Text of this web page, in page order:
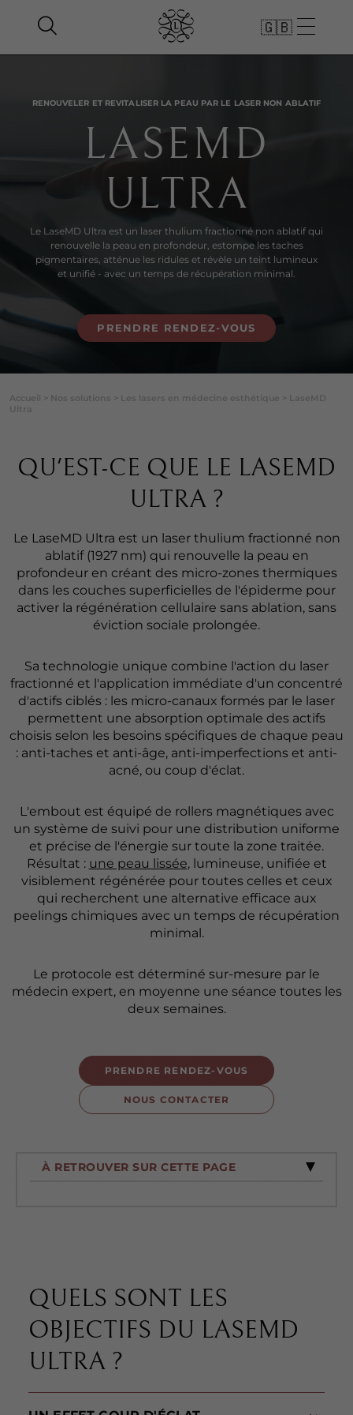
🇬🇧
RENOUVELER ET REVITALISER LA PEAU PAR LE LASER NON ABLATIF
LASEMD
ULTRA
Le LaseMD Ultra est un laser thulium fractionné non ablatif qui
renouvelle la peau en profondeur, estompe les taches
pigmentaires, atténue les ridules et révèle un teint lumineux
et unifié - avec un temps de récupération minimal.
PRENDRE RENDEZ-VOUS
Accueil > Nos solutions > Les lasers en médecine esthétique > LaseMD
Ultra
QU'EST-CE QUE LE LASEMD
ULTRA ?
Le LaseMD Ultra est un laser thulium fractionné non
ablatif (1927 nm) qui renouvelle la peau en
profondeur en créant des micro-zones thermiques
dans les couches superficielles de l'épiderme pour
activer la régénération cellulaire sans ablation, sans
éviction sociale prolongée.
Sa technologie unique combine l'action du laser
fractionné et l'application immédiate d'un concentré
d'actifs ciblés : les micro-canaux formés par le laser
permettent une absorption optimale des actifs
choisis selon les besoins spécifiques de chaque peau
: anti-taches et anti-âge, anti-imperfections et anti-
acné, ou coup d'éclat.
L'embout est équipé de rollers magnétiques avec
un système de suivi pour une distribution uniforme
et précise de l'énergie sur toute la zone traitée.
Résultat : une peau lissée, lumineuse, unifiée et
visiblement régénérée pour toutes celles et ceux
qui recherchent une alternative efficace aux
peelings chimiques avec un temps de récupération
minimal.
Le protocole est déterminé sur-mesure par le
médecin expert, en moyenne une séance toutes les
deux semaines.
PRENDRE RENDEZ-VOUS
NOUS CONTACTER
À RETROUVER SUR CETTE PAGE
QUELS SONT LES
OBJECTIFS DU LASEMD
ULTRA ?